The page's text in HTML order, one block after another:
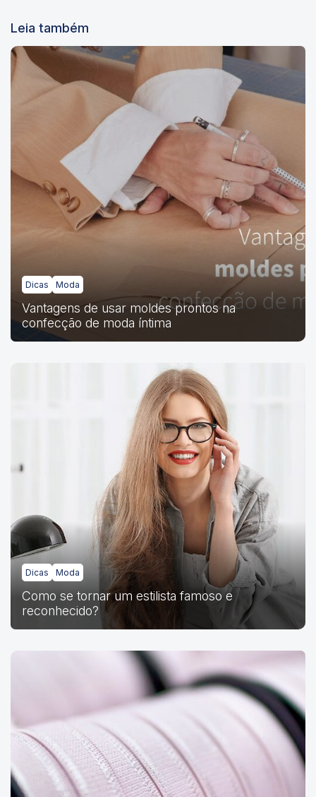
Leia também
Dicas Moda
Vantagens de usar moldes prontos na
confecção de moda íntima
Dicas Moda
Como se tornar um estilista famoso e
reconhecido?